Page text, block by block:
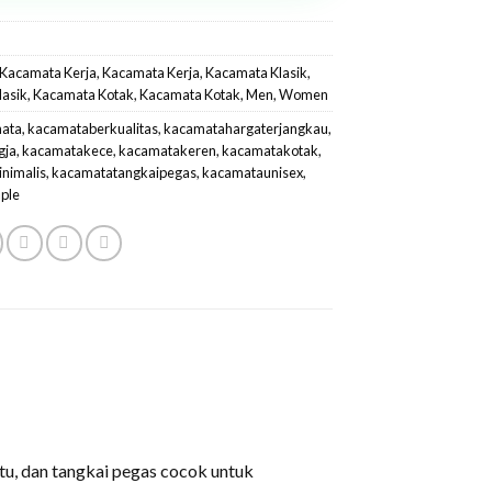
Kacamata Kerja,Kacamata Kerja,Kacamata Klasik,
,Kacamata Kotak,Kacamata Kotak,Men,Women
,kacamataberkualitas,kacamatahargaterjangkau,
,kacamatakece,kacamatakeren,kacamatakotak,
,kacamatatangkaipegas,kacamataunisex,
dan tangkai pegas cocok untuk